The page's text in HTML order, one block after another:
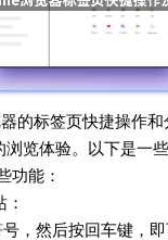
的标签页快捷操作
浏览体验。以下是一
功能：
，然后按回车键，